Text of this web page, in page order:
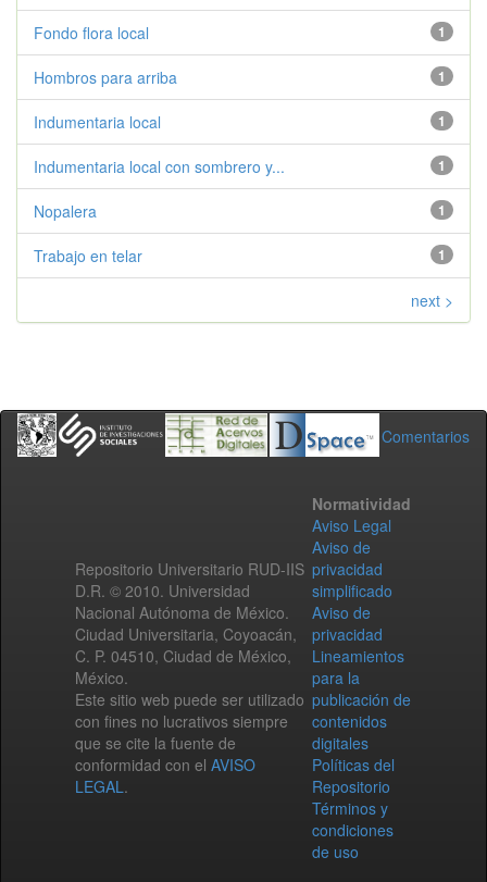
1
Fondo flora local
1
Hombros para arriba
1
Indumentaria local
1
Indumentaria local con sombrero y...
1
Nopalera
1
Trabajo en telar
next >
Comentarios
Repositorio Universitario RUD-IIS
D.R. © 2010. Universidad
Nacional Autónoma de México.
Ciudad Universitaria, Coyoacán,
C. P. 04510, Ciudad de México,
México.
Este sitio web puede ser utilizado
con fines no lucrativos siempre
que se cite la fuente de
conformidad con el AVISO
LEGAL.
Normatividad
Aviso Legal
Aviso de
privacidad
simplificado
Aviso de
privacidad
Lineamientos
para la
publicación de
contenidos
digitales
Políticas del
Repositorio
Términos y
condiciones
de uso